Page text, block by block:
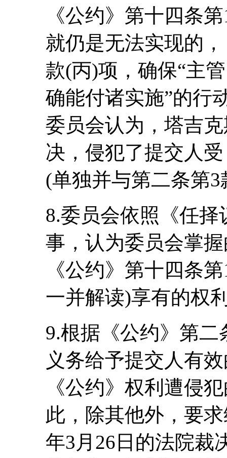
《公约》第十四条
就仍是无法实现的
款(丙)项，确保“主
确能付诸实施”的行
委员会认为，塔吉
决，侵犯了提交人
(单独并与第二条第
8.委员会依照《任
事，认为委员会掌
《公约》第十四条
一并解读)享有的权
9.根据《公约》第
义务给予提交人有
《公约》权利遭侵
此，除其他外，要
年3月26日的法院裁